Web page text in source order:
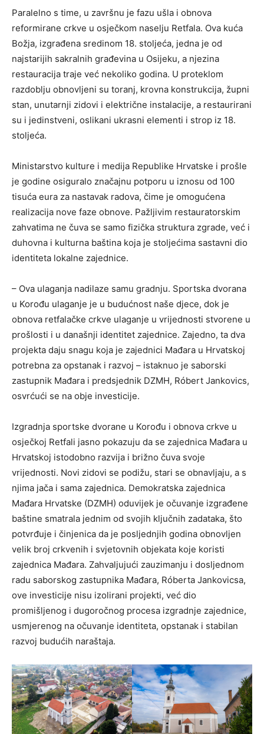
Paralelno s time, u završnu je fazu ušla i obnova
reformirane crkve u osječkom naselju Retfala. Ova kuća
Božja, izgrađena sredinom 18. stoljeća, jedna je od
najstarijih sakralnih građevina u Osijeku, a njezina
restauracija traje već nekoliko godina. U proteklom
razdoblju obnovljeni su toranj, krovna konstrukcija, župni
stan, unutarnji zidovi i električne instalacije, a restaurirani
su i jedinstveni, oslikani ukrasni elementi i strop iz 18.
stoljeća.
Ministarstvo kulture i medija Republike Hrvatske i prošle
je godine osiguralo značajnu potporu u iznosu od 100
tisuća eura za nastavak radova, čime je omogućena
realizacija nove faze obnove. Pažljivim restauratorskim
zahvatima ne čuva se samo fizička struktura zgrade, već i
duhovna i kulturna baština koja je stoljećima sastavni dio
identiteta lokalne zajednice.
– Ova ulaganja nadilaze samu gradnju. Sportska dvorana
u Korođu ulaganje je u budućnost naše djece, dok je
obnova retfalačke crkve ulaganje u vrijednosti stvorene u
prošlosti i u današnji identitet zajednice. Zajedno, ta dva
projekta daju snagu koja je zajednici Mađara u Hrvatskoj
potrebna za opstanak i razvoj – istaknuo je saborski
zastupnik Mađara i predsjednik DZMH, Róbert Jankovics,
osvrćući se na obje investicije.
Izgradnja sportske dvorane u Korođu i obnova crkve u
osječkoj Retfali jasno pokazuju da se zajednica Mađara u
Hrvatskoj istodobno razvija i brižno čuva svoje
vrijednosti. Novi zidovi se podižu, stari se obnavljaju, a s
njima jača i sama zajednica. Demokratska zajednica
Mađara Hrvatske (DZMH) oduvijek je očuvanje izgrađene
baštine smatrala jednim od svojih ključnih zadataka, što
potvrđuje i činjenica da je posljednjih godina obnovljen
velik broj crkvenih i svjetovnih objekata koje koristi
zajednica Mađara. Zahvaljujući zauzimanju i dosljednom
radu saborskog zastupnika Mađara, Róberta Jankovicsa,
ove investicije nisu izolirani projekti, već dio
promišljenog i dugoročnog procesa izgradnje zajednice,
usmjerenog na očuvanje identiteta, opstanak i stabilan
razvoj budućih naraštaja.